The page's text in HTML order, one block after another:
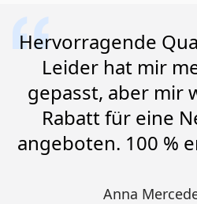
Hervorragende
Leider hat mir
gepasst, aber mir
Rabatt für eine
angeboten. 100 %
Anna